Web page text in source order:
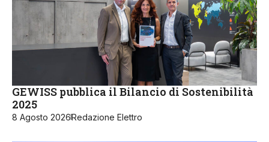
GEWISS pubblica il Bilancio di Sostenibilità
2025
8 Agosto 2026Redazione Elettro